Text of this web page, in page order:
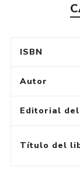
ISBN
Autor
Editorial
Título del